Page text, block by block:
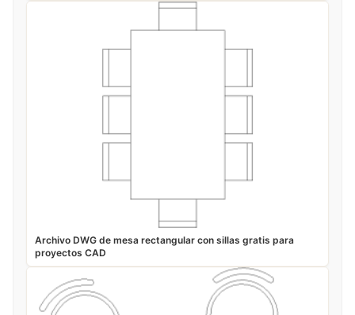
Archivo DWG de mesa rectangular con sillas gratis para
proyectos CAD